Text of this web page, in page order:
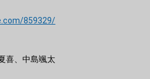
859329/
喜、中島颯太